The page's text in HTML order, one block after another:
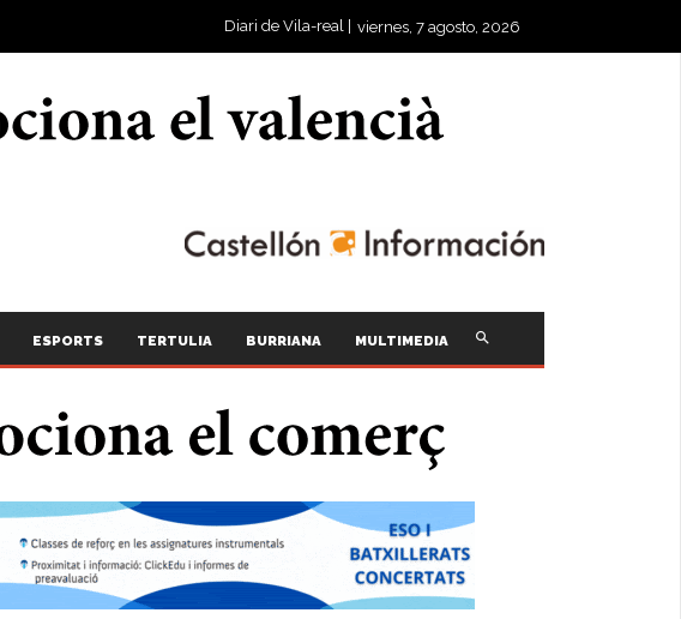
Diari de Vila-real | viernes, 7 agosto, 2026
ESPORTS TERTULIA BURRIANA MULTIMEDIA